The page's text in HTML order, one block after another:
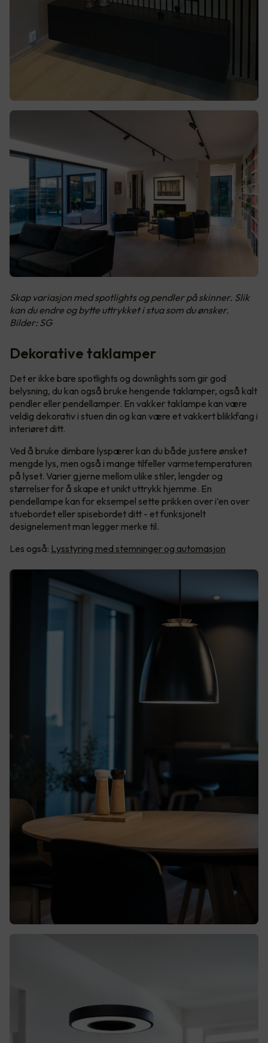
Skap variasjon med spotlights og pendler på skinner. Slik
kan du endre og bytte uttrykket i stua som du ønsker.
Bilder: SG
Dekorative taklamper
Det er ikke bare spotlights og downlights som gir god
belysning, du kan også bruke hengende taklamper, også kalt
pendler eller pendellamper. En vakker taklampe kan være
veldig dekorativ i stuen din og kan være et vakkert blikkfang i
interiøret ditt.
Ved å bruke dimbare lyspærer kan du både justere ønsket
mengde lys, men også i mange tilfeller varmetemperaturen
på lyset. Varier gjerne mellom ulike stiler, lengder og
størrelser for å skape et unikt uttrykk hjemme. En
pendellampe kan for eksempel sette prikken over i’en over
stuebordet eller spisebordet ditt - et funksjonelt
designelement man legger merke til.
Les også: Lysstyring med stemninger og automasjon